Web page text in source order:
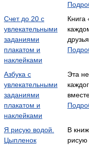
Счет до 20 с
увлекательными
заданиями
плакатом и
наклейками
Книга
Азбука с
увлекательными
заданиями
плакатом и
наклейками
Эта
Я рисую водой.
Цыпленок
В
рисую